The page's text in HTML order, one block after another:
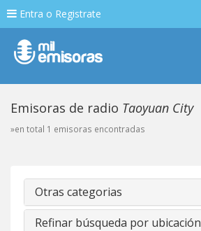
Entra o Registrate
Emisoras de radio Taoyuan City
»en total 1 emisoras encontradas
Otras categorias
Refinar búsqueda por ubicación